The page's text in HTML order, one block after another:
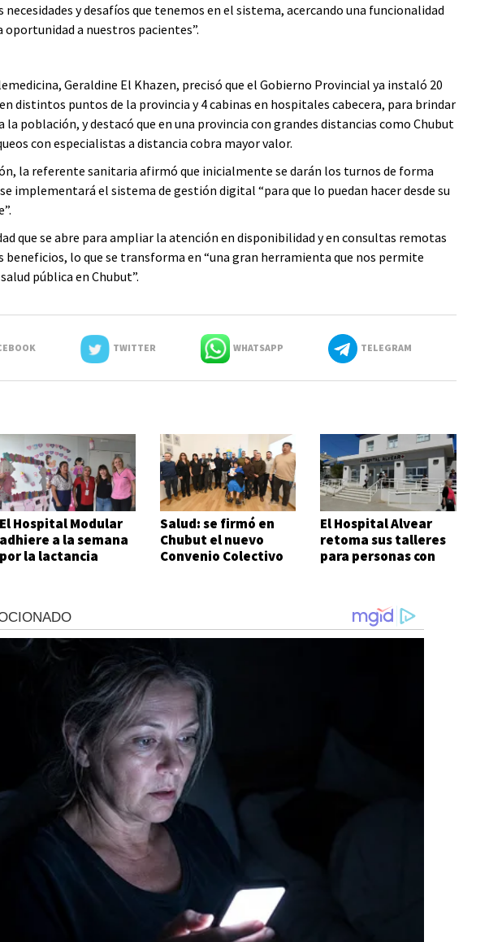
necesidades y desafíos que tenemos en el sistema, acercando una funcionalidad
a nuestros pacientes”.
Geraldine El Khazen, precisó que el Gobierno Provincial ya instaló 20
distintos puntos de la provincia y 4 cabinas en hospitales cabecera, para brindar
la población, y destacó que en una provincia con grandes distancias como Chubut
con especialistas a distancia cobra mayor valor.
la referente sanitaria afirmó que inicialmente se darán los turnos de forma
implementará el sistema de gestión digital “para que lo puedan hacer desde su
que se abre para ampliar la atención en disponibilidad y en consultas remotas
lo que se transforma en “una gran herramienta que nos permite
pública en Chubut”.
TWITTER WHATSAPP TELEGRAM
El Hospital Modular
adhiere a la semana
por la lactancia
Salud: se firmó en
Chubut el nuevo
Convenio Colectivo
El Hospital Alvear
retoma sus talleres
para personas con